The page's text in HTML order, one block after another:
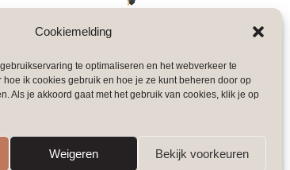
Cookiemelding
te optimaliseren en het webverkeer te
ik cookies gebruik en hoe je ze kunt beheren door op
Als je akkoord gaat met het gebruik van cookies, klik je op
Weigeren Bekijk voorkeuren
Volg mij op Instagram